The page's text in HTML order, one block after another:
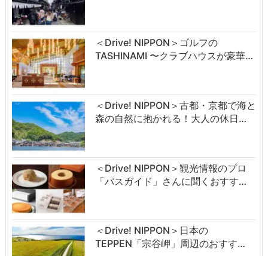
＜Drive! NIPPON＞ゴルフの
TASHINAMI 〜クラブハウスが豪華…
＜Drive! NIPPON＞古都・京都で海と
森の自然に抱かれる！大人の休日…
＜Drive! NIPPON＞観光情報のプロ
「バスガイド」さんに聞くおすす…
＜Drive! NIPPON＞日本の
TEPPEN「宗谷岬」周辺のおすす…